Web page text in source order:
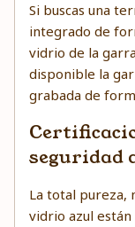
Si buscas una
integrado de
vidrio de la
disponible la
grabada de
seguridad
La total pureza,
vidrio azul